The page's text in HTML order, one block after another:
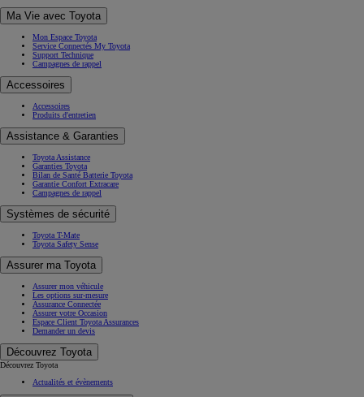
Ma Vie avec Toyota
Mon Espace Toyota
Service Connectés My Toyota
Support Technique
Campagnes de rappel
Accessoires
Accessoires
Produits d'entretien
Assistance & Garanties
Toyota Assistance
Garanties Toyota
Bilan de Santé Batterie Toyota
Garantie Confort Extracare
Campagnes de rappel
Systèmes de sécurité
Toyota T-Mate
Toyota Safety Sense
Assurer ma Toyota
Assurer mon véhicule
Les options sur-mesure
Assurance Connectée
Assurer votre Occasion
Espace Client Toyota Assurances
Demander un devis
Découvrez Toyota
Découvrez Toyota
Actualités et évènements